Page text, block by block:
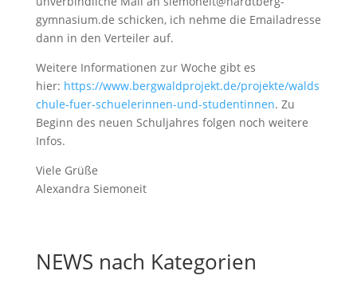
gymnasium.de schicken, ich nehme die Emailadresse
dann in den Verteiler auf.
Weitere Informationen zur Woche gibt es
hier: https://www.bergwaldprojekt.de/projekte/walds
chule-fuer-schuelerinnen-und-studentinnen. Zu
Beginn des neuen Schuljahres folgen noch weitere
Infos.
Viele Grüße
Alexandra Siemoneit
NEWS nach Kategorien